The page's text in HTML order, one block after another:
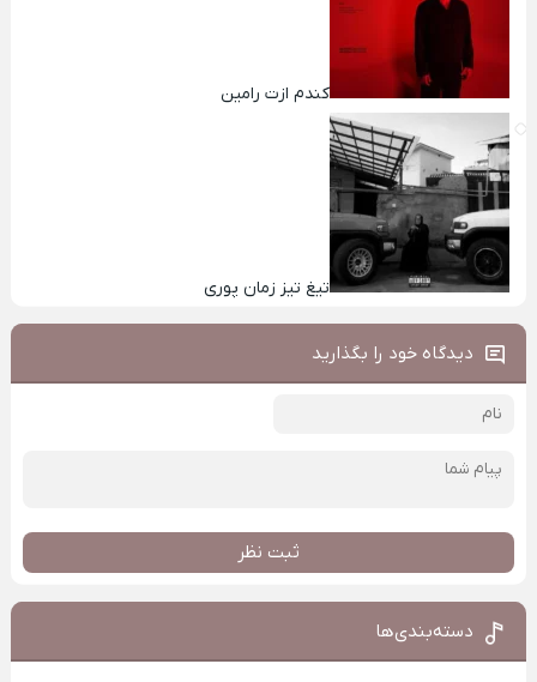
کندم ازت رامین
تیغ تیز زمان پوری
دیدگاه خود را بگذارید
ثبت نظر
دسته‌بندی‌ها